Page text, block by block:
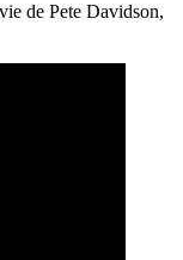
de Pete Davidson,